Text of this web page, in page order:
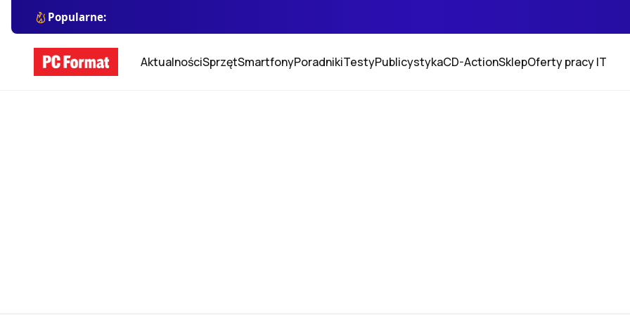
Popularne:
AktualnościSprzętSmartfonyPoradnikiTestyPublicystykaCD-ActionSklepOferty pracy IT